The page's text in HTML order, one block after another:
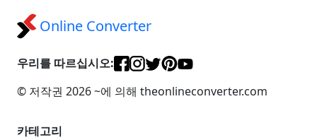
Online Converter
우리를 따르십시오:
© 저작권 2026 ~에 의해 theonlineconverter.com
카테고리